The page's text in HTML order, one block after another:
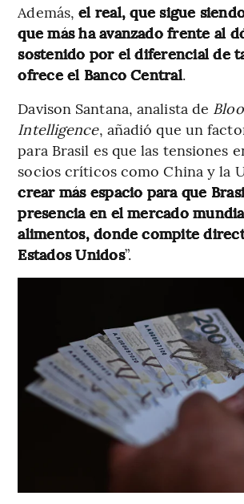
Además,el real, que sigue
que más ha avanzado frente al
sostenido por el diferencial de
ofrece el Banco Central.
Davison Santana, analista de
Intelligence, añadió que un
para Brasil es que las tensiones
socios críticos como China y la
crear más espacio para que
presencia en el mercado
alimentos, donde compite
Estados Unidos”.